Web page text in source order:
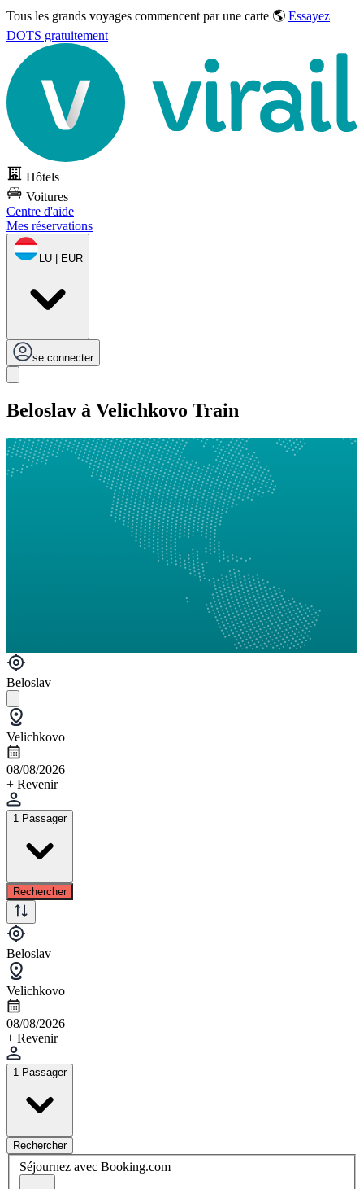
Tous les grands voyages commencent par une carte 🌎 Essayez
DOTS gratuitement
Hôtels
Voitures
Centre d'aide
Mes réservations
LU | EUR
se connecter
Beloslav à Velichkovo Train
Beloslav
Velichkovo
08/08/2026
+ Revenir
1 Passager
Rechercher
Beloslav
Velichkovo
08/08/2026
+ Revenir
1 Passager
Rechercher
Séjournez avec Booking.com